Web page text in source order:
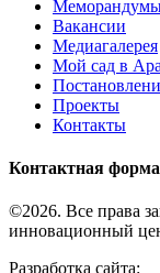
Вакансии
Медиагалерея
Мой сад в
Проекты
Контакты
Контактная форма
©2026. Все права
инновационный
Разработка сайта: